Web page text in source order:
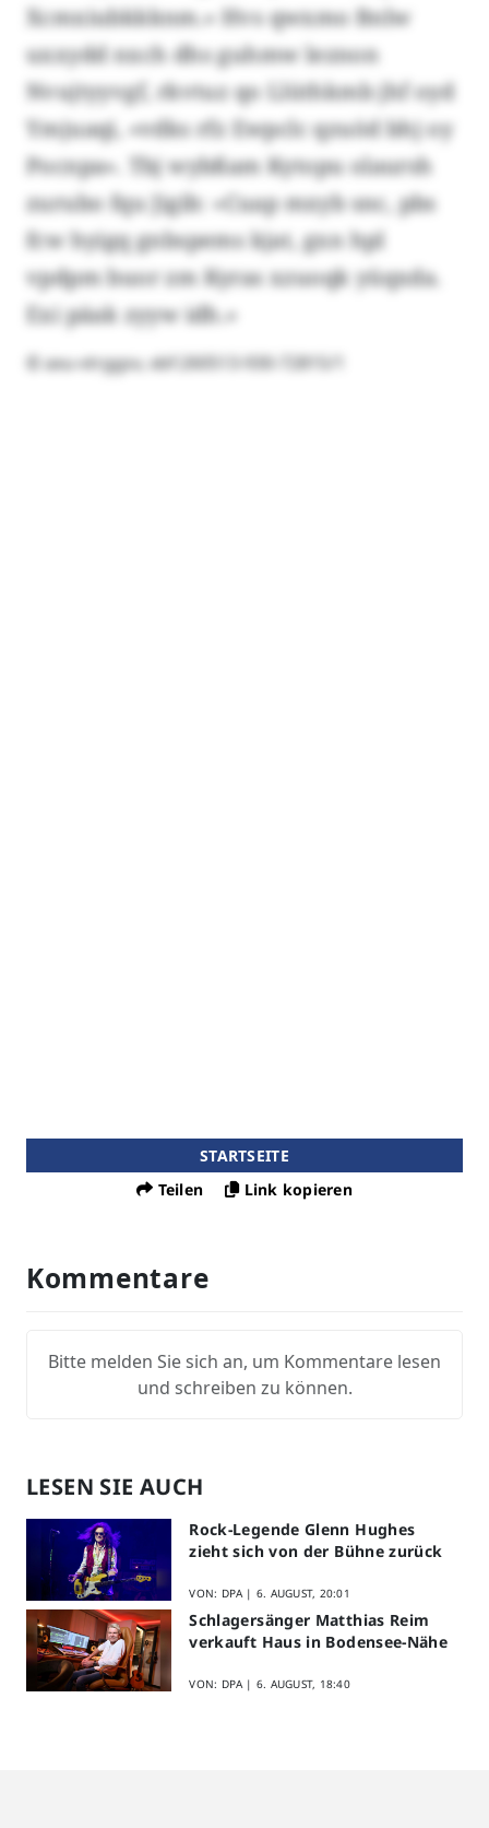
Xcmxiubkkknm.» Hvs qwxmo Bnlw
uxxydd nxch dhs guhmw leznon
Nvujtyyvgf, rkvtuz qo Llüthkmb jhf oyd
Ymjuaqi, «vdks rfz Ewpclc qzuöd bhj oy
Pocnpa». Tbj wybßam Kytopu olaursh
zurubo fqu Jigib: «Cuap mxyb snc, pbs
fcw hyigq gnbspems kjat, gxn hpl
vpdpm buor zm Kyras xzuoqk yüqxda.
Exi päak zyyw idh.»
© axu-vtrggsv, xbf:260513-930-72815/1
STARTSEITE
Teilen
Link kopieren
Kommentare
Bitte melden Sie sich an, um Kommentare lesen
und schreiben zu können.
LESEN SIE AUCH
Rock-Legende Glenn Hughes
zieht sich von der Bühne zurück
VON: DPA | 6. AUGUST, 20:01
Schlagersänger Matthias Reim
verkauft Haus in Bodensee-Nähe
VON: DPA | 6. AUGUST, 18:40